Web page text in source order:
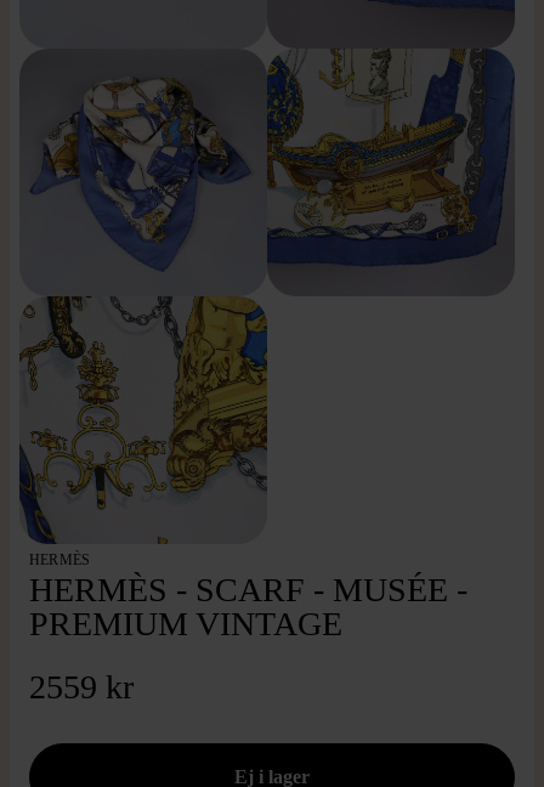
HERMÈS
HERMÈS - SCARF - MUSÉE -
PREMIUM VINTAGE
2559 kr